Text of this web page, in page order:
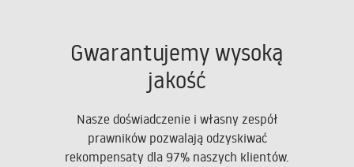
Gwarantujemy wysoką
jakość
Nasze doświadczenie i własny zespół
prawników pozwalają odzyskiwać
rekompensaty dla 97% naszych klientów.